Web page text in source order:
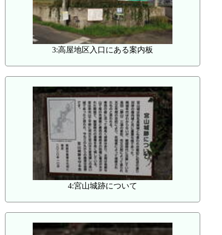
3:高屋地区入口にある案内板
4:宮山城跡について